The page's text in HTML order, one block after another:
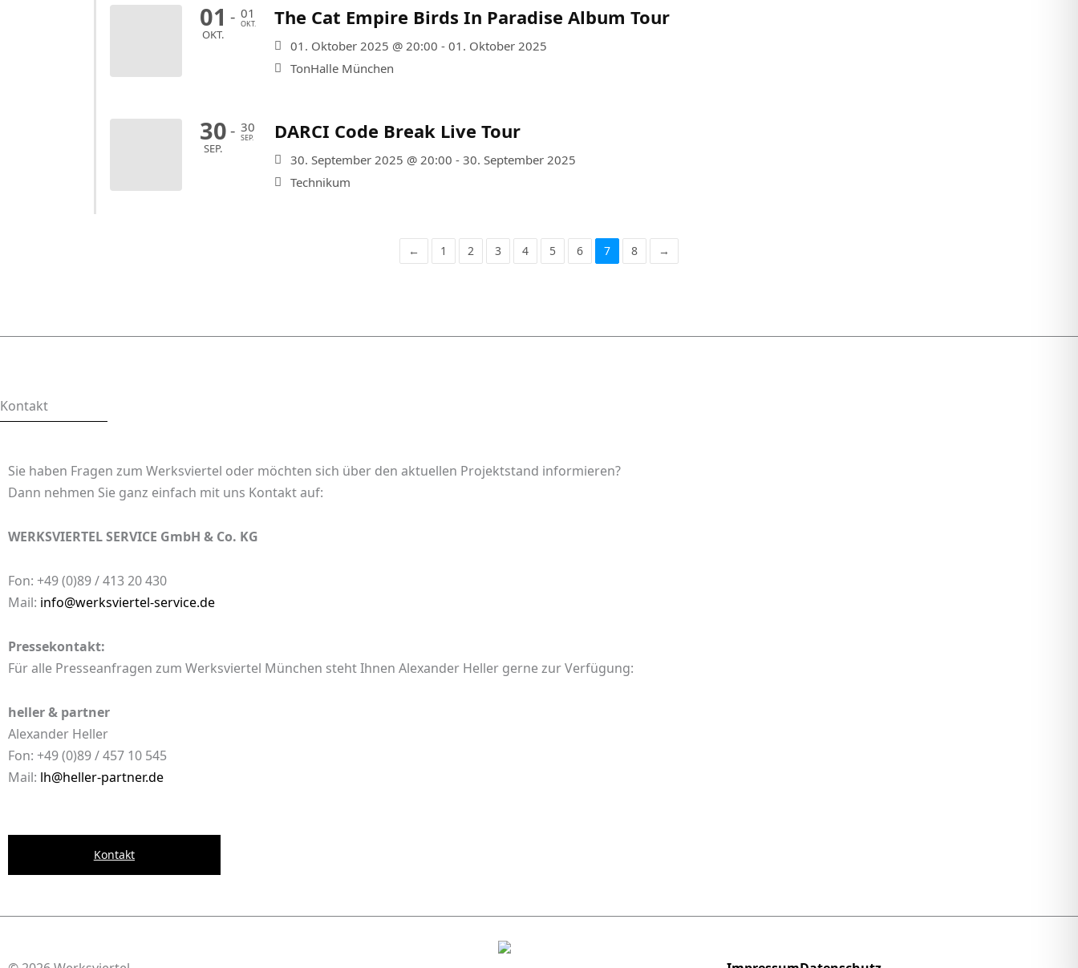
01
OKT.
- 01
OKT. The Cat Empire Birds In Paradise Album Tour
01. Oktober 2025 @ 20:00 - 01. Oktober 2025
TonHalle München
30
SEP.
- 30
SEP. DARCI Code Break Live Tour
30. September 2025 @ 20:00 - 30. September 2025
Technikum
← 1 2 3 4 5 6 7 8 →
Kontakt
Sie haben Fragen zum Werksviertel oder möchten sich über den aktuellen Projektstand informieren?
Dann nehmen Sie ganz einfach mit uns Kontakt auf:
WERKSVIERTEL SERVICE GmbH & Co. KG
Fon: +49 (0)89 / 413 20 430
Mail: info@werksviertel-service.de
Pressekontakt:
Für alle Presseanfragen zum Werksviertel München steht Ihnen Alexander Heller gerne zur Verfügung:
heller & partner
Alexander Heller
Fon: +49 (0)89 / 457 10 545
Mail: lh@heller-partner.de
Kontakt